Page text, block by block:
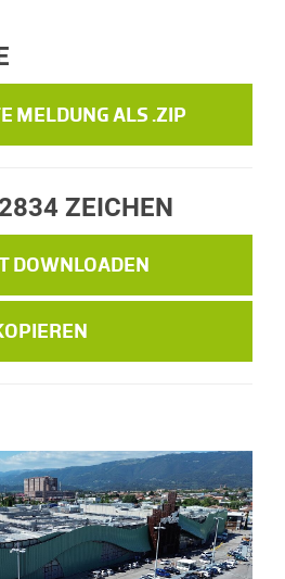
MELDUNG ALS .ZIP
2834 ZEICHEN
DOWNLOADEN